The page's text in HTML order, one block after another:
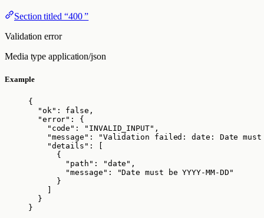
Section titled “400 ”
Validation error
Media type application/json
Example
{
"ok" : false ,
"error" : {
"code" : " INVALID_INPUT" ,
"message" : "Validation failed: date: Date must be
"details" : [
{
"path" : "date " ,
"message" : "Date must be YYYY-MM-DD "
}
}
}